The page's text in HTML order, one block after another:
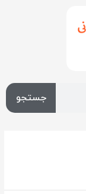
جستجو